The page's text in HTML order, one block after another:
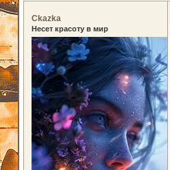
Ckazka
Несет красоту в мир